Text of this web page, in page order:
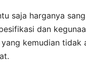
saja harganya
dan
kemudian